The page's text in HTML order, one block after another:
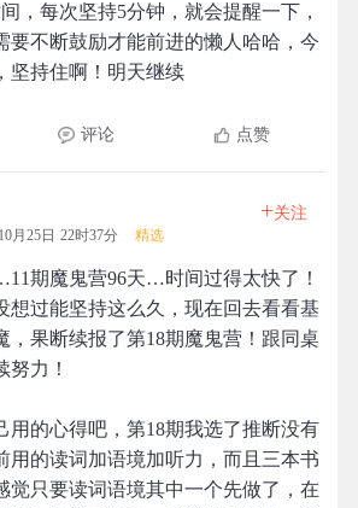
，每次坚持5分钟，就会提醒一下，
要不断鼓励才能前进的懒人哈哈，今
坚持住啊！明天继续
评论 点赞
10月25日 22时37分 精选
+关注
期魔鬼营96天…时间过得太快了！
想过能坚持这么久，现在回去看看基
，果断续报了第18期魔鬼营！跟同桌
努力！
用的心得吧，第18期我选了推断没有
用的读词加语境加听力，而且三本书
觉只要读词语境其中一个先做了，在